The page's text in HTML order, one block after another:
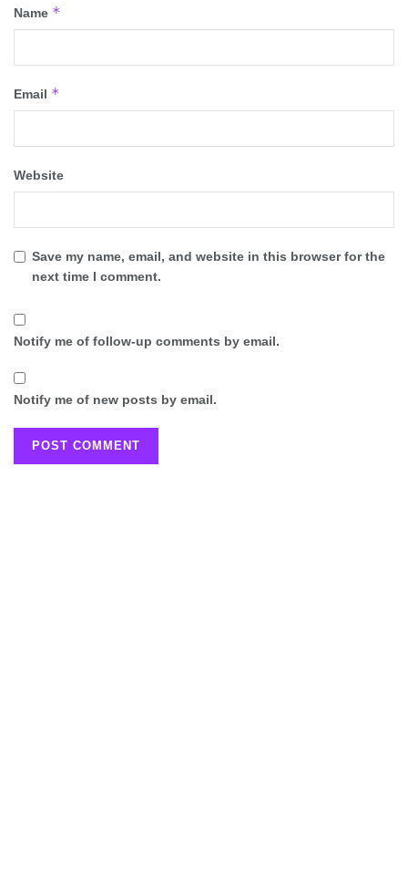
Name *
Email *
Website
Save my name, email, and website in this browser for the
next time I comment.
Notify me of follow-up comments by email.
Notify me of new posts by email.